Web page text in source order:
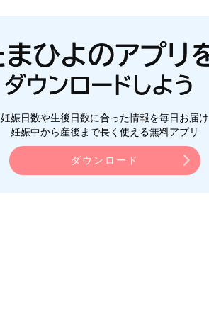
妊娠日数や生後日数に合った情報を毎日お届け
妊娠中から産後まで長く使える無料アプリ
ダウンロード